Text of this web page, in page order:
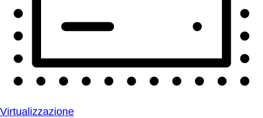
Virtualizzazione